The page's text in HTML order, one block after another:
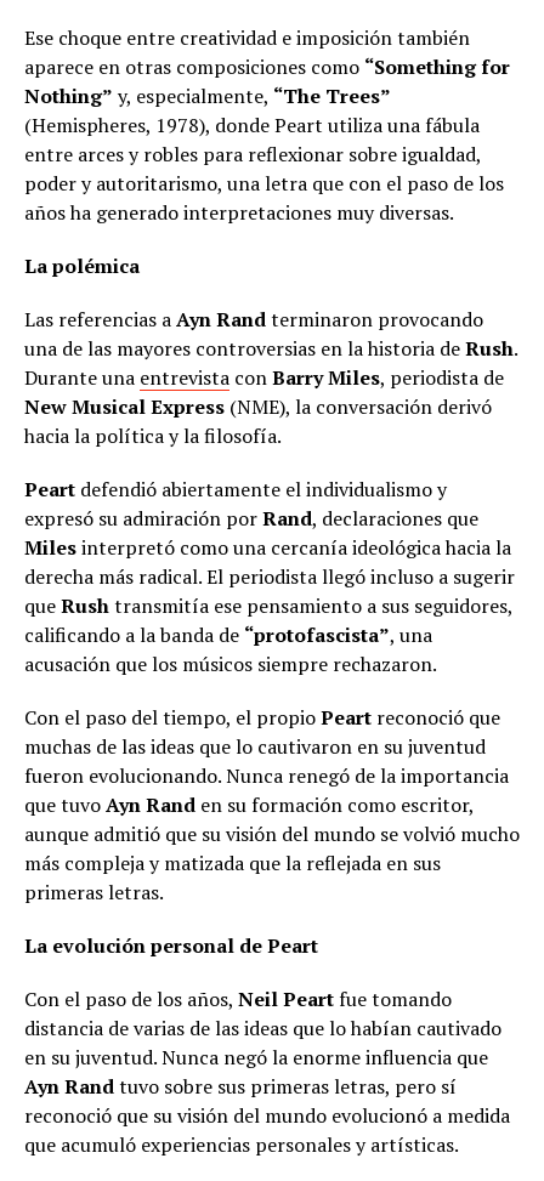
Ese choque entre creatividad e imposición también
aparece en otras composiciones como “Something for
Nothing” y, especialmente, “The Trees”
(Hemispheres, 1978), donde Peart utiliza una fábula
entre arces y robles para reflexionar sobre igualdad,
poder y autoritarismo, una letra que con el paso de los
años ha generado interpretaciones muy diversas.
La polémica
Las referencias aAyn Randterminaron provocando
una de las mayores controversias en la historia deRush.
Durante una entrevista conBarry Miles, periodista de
New Musical Express (NME), la conversación derivó
hacia la política y la filosofía.
Peart defendió abiertamente el individualismo y
expresó su admiración porRand, declaraciones que
Milesinterpretó como una cercanía ideológica hacia la
derecha más radical. El periodista llegó incluso a sugerir
queRushtransmitía ese pensamiento a sus seguidores,
calificando a la banda de “protofascista”, una
acusación que los músicos siempre rechazaron.
Con el paso del tiempo, el propioPeart reconoció que
muchas de las ideas que lo cautivaron en su juventud
fueron evolucionando. Nunca renegó de la importancia
que tuvoAyn Rand en su formación como escritor,
aunque admitió que su visión del mundo se volvió mucho
más compleja y matizada que la reflejada en sus
primeras letras.
La evolución personal de Peart
Con el paso de los años, Neil Peartfue tomando
distancia de varias de las ideas que lo habían cautivado
en su juventud. Nunca negó la enorme influencia que
Ayn Randtuvo sobre sus primeras letras, pero sí
reconoció que su visión del mundo evolucionó a medida
que acumuló experiencias personales y artísticas.